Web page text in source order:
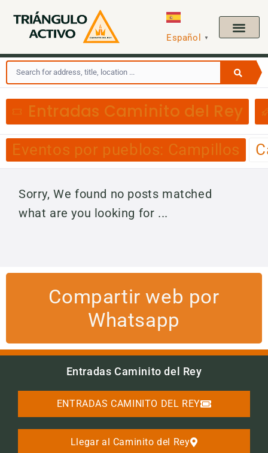
Español ▼
Entradas Caminito del Rey
Eventos por pueblos: Campillos
Sorry, We found no posts matched
what are you looking for ...
Compartir web por
Whatsapp
Entradas Caminito del Rey
ENTRADAS CAMINITO DEL REY
Llegar al Caminito del Rey